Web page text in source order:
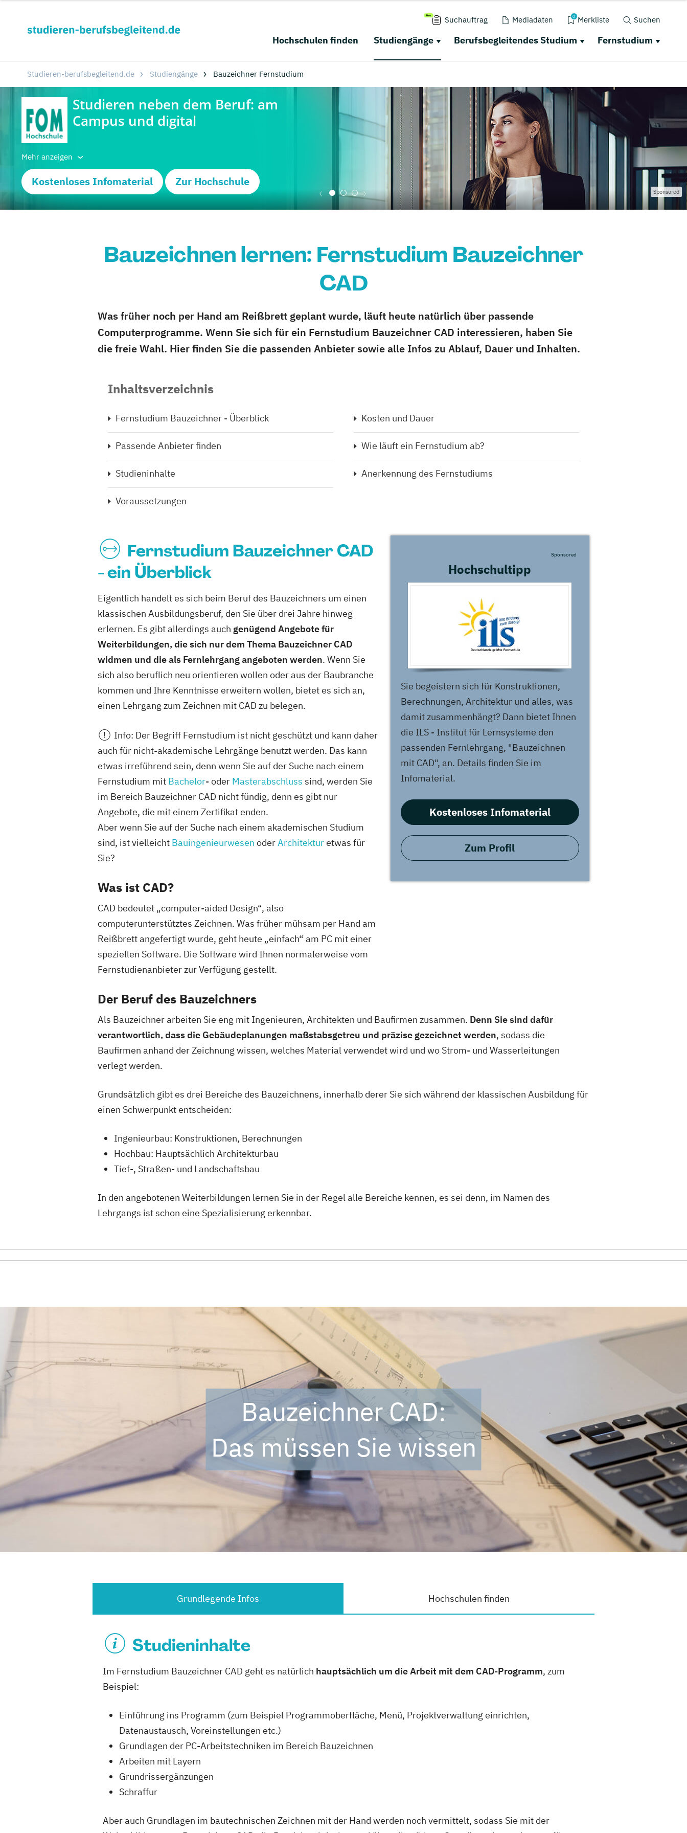
Suchauftrag Mediadaten 0 Merkliste Suchen
Hochschulen finden Studiengänge Berufsbegleitendes Studium Fernstudium
Studieren-berufsbegleitend.de Studiengänge Bauzeichner Fernstudium
Mehr anzeigen
Kostenloses Infomaterial Zur Hochschule
Sponsored
Bauzeichnen lernen: Fernstudium Bauzeichner
CAD
Was früher noch per Hand am Reißbrett geplant wurde, läuft heute natürlich über passende
Computerprogramme. Wenn Sie sich für ein Fernstudium Bauzeichner CAD interessieren, haben Sie
die freie Wahl. Hier finden Sie die passenden Anbieter sowie alle Infos zu Ablauf, Dauer und Inhalten.
Inhaltsverzeichnis
Fernstudium Bauzeichner - Überblick
Passende Anbieter finden
Studieninhalte
Voraussetzungen
Kosten und Dauer
Wie läuft ein Fernstudium ab?
Anerkennung des Fernstudiums
Fernstudium Bauzeichner CAD
- ein Überblick
Eigentlich handelt es sich beim Beruf des Bauzeichners um einen
klassischen Ausbildungsberuf, den Sie über drei Jahre hinweg
erlernen. Es gibt allerdings auch genügend Angebote für
Weiterbildungen, die sich nur dem Thema Bauzeichner CAD
widmen und die als Fernlehrgang angeboten werden. Wenn Sie
sich also beruflich neu orientieren wollen oder aus der Baubranche
kommen und Ihre Kenntnisse erweitern wollen, bietet es sich an,
einen Lehrgang zum Zeichnen mit CAD zu belegen.
Info: Der Begriff Fernstudium ist nicht geschützt und kann daher
auch für nicht-akademische Lehrgänge benutzt werden. Das kann
etwas irreführend sein, denn wenn Sie auf der Suche nach einem
Fernstudium mit Bachelor- oder Masterabschluss sind, werden Sie
im Bereich Bauzeichner CAD nicht fündig, denn es gibt nur
Angebote, die mit einem Zertifikat enden.
Aber wenn Sie auf der Suche nach einem akademischen Studium
sind, ist vielleicht Bauingenieurwesen oderArchitekturetwas für
Sie?
Was ist CAD?
CAD bedeutet „computer-aided Design“, also
computerunterstütztes Zeichnen. Was früher mühsam per Hand am
Reißbrett angefertigt wurde, geht heute „einfach“ am PC mit einer
speziellen Software. Die Software wird Ihnen normalerweise vom
Fernstudienanbieter zur Verfügung gestellt.
Hochschultipp
Sponsored
Sie begeistern sich für Konstruktionen,
Berechnungen, Architektur und alles, was
damit zusammenhängt? Dann bietet Ihnen
die ILS - Institut für Lernsysteme den
passenden Fernlehrgang, "Bauzeichnen
mit CAD", an. Details finden Sie im
Infomaterial.
Kostenloses Infomaterial
Zum Profil
Der Beruf des Bauzeichners
Als Bauzeichner arbeiten Sie eng mit Ingenieuren, Architekten und Baufirmen zusammen. Denn Sie sind dafür
verantwortlich, dass die Gebäudeplanungen maßstabsgetreu und präzise gezeichnet werden, sodass die
Baufirmen anhand der Zeichnung wissen, welches Material verwendet wird und wo Strom- und Wasserleitungen
verlegt werden.
Grundsätzlich gibt es drei Bereiche des Bauzeichnens, innerhalb derer Sie sich während der klassischen Ausbildung für
einen Schwerpunkt entscheiden:
Ingenieurbau: Konstruktionen, Berechnungen
Hochbau: Hauptsächlich Architekturbau
Tief-, Straßen- und Landschaftsbau
In den angebotenen Weiterbildungen lernen Sie in der Regel alle Bereiche kennen, es sei denn, im Namen des
Lehrgangs ist schon eine Spezialisierung erkennbar.
Bauzeichner CAD:
Das müssen Sie wissen
Grundlegende Infos Hochschulen finden
Studieninhalte
Im Fernstudium Bauzeichner CAD geht es natürlich hauptsächlich um die Arbeit mit dem CAD-Programm, zum
Beispiel:
Einführung ins Programm (zum Beispiel Programmoberfläche, Menü, Projektverwaltung einrichten,
Datenaustausch, Voreinstellungen etc.)
Grundlagen der PC-Arbeitstechniken im Bereich Bauzeichnen
Arbeiten mit Layern
Grundrissergänzungen
Schraffur
Aber auch Grundlagen im bautechnischen Zeichnen mit der Hand werden noch vermittelt, sodass Sie mit der